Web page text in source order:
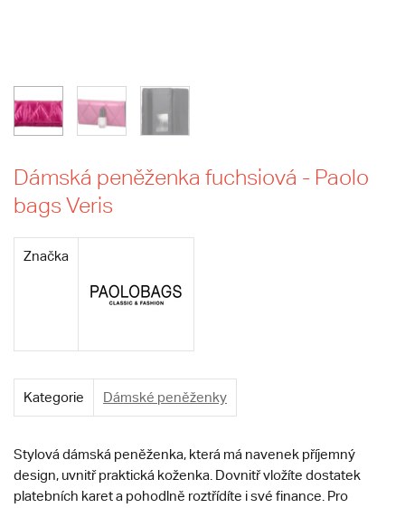
Dámská peněženka fuchsiová - Paolo
bags Veris
Značka
Kategorie Dámské peněženky
Stylová dámská peněženka, která má navenek příjemný
design, uvnitř praktická koženka. Dovnitř vložíte dostatek
platebních karet a pohodlně roztřídíte i své finance. Pro